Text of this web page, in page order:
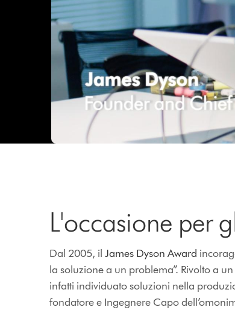
L'occasione per
Dal 2005, ilJames Dyson Award
la soluzione a un problema”. Rivolto a
infatti individuato soluzioni nella
fondatore e Ingegnere Capo